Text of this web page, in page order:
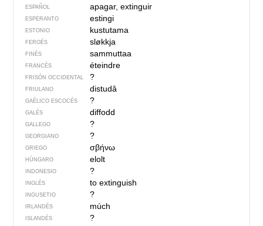
ESPAÑOL apagar, extinguir
ESPERANTO estingi
ESTONIO kustutama
FEROÉS sløkkja
FINÉS sammuttaa
FRANCÉS éteindre
FRISÓN OCCIDENTAL ?
FRIULANO distudâ
GAÉLICO ESCOCÉS ?
GALÉS diffodd
GALLEGO ?
GEORGIANO ?
GRIEGO σβήνω
HÚNGARO elolt
INDONESIO ?
INGLÉS to extinguish
INGUSETIO ?
IRLANDÉS múch
ISLANDÉS ?